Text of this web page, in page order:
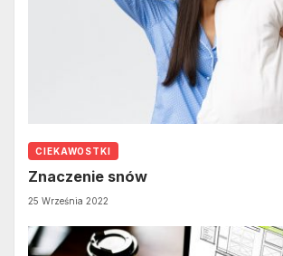
CIEKAWOSTKI
Znaczenie snów
25 Września 2022